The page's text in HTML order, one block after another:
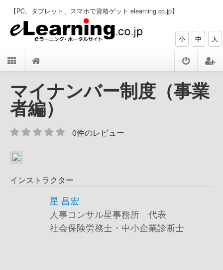
【PC、タブレット、スマホで資格ゲット elearning.co.jp】
小 中 大
マイナンバー制度（事業
者編）
0件のレビュー
インストラクター
星 昌宏
人事コンサル星事務所 代表
社会保険労務士・中小企業診断士